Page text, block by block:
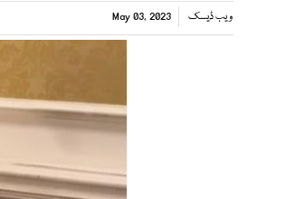
ویب ڈیسک May 03, 2023